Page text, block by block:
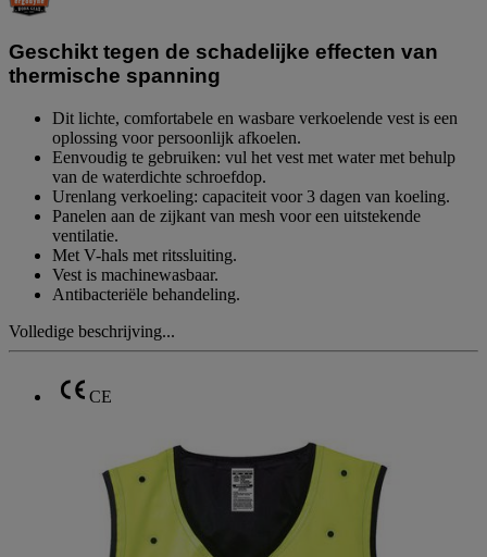
Geschikt tegen de schadelijke effecten van
thermische spanning
Dit lichte, comfortabele en wasbare verkoelende vest is een
oplossing voor persoonlijk afkoelen.
Eenvoudig te gebruiken: vul het vest met water met behulp
van de waterdichte schroefdop.
Urenlang verkoeling: capaciteit voor 3 dagen van koeling.
Panelen aan de zijkant van mesh voor een uitstekende
ventilatie.
Met V-hals met ritssluiting.
Vest is machinewasbaar.
Antibacteriële behandeling.
Volledige beschrijving...
CE